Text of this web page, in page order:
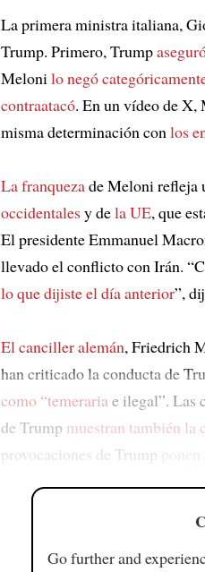
La primera ministra italiana,
Trump. Primero, Trump
Melonilo negó
contraatacó. En un vídeo de X,
misma determinación conlos
La franquezade Meloni refleja
occidentalesy dela UE, que
El presidente Emmanuel
llevado el conflicto con Irán.
lo que dijiste el día anterior”,
El canciller alemán, Friedrich
han criticado la conducta de
como “temerariae ilegal”. Las
de Trump muestran también la
provocaciones de Trump
Go further and